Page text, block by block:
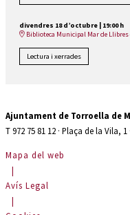
divendres 18 d’octubre | 19:00 h
Biblioteca Municipal Mar de
Lectura i xerrades
Ajuntament de Torroella de
T 972 75 81 12 · Plaça de la Vila,
Mapa del web
|
Avís Legal
|